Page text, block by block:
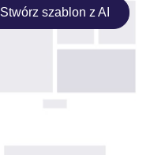
Stwórz szablon z AI